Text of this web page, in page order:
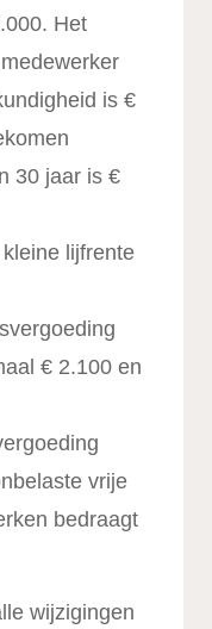
Het
is €
30 jaar is €
lijfrente
€ 2.100 en
vrije
bedraagt
wijzigingen